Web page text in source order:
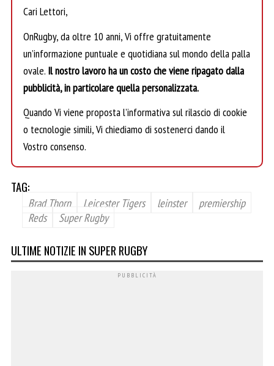
Cari Lettori,
OnRugby, da oltre 10 anni, Vi offre gratuitamente
un’informazione puntuale e quotidiana sul mondo della palla
ovale. Il nostro lavoro ha un costo che viene ripagato dalla
pubblicità, in particolare quella personalizzata.
Quando Vi viene proposta l’informativa sul rilascio di cookie
o tecnologie simili, Vi chiediamo di sostenerci dando il
Vostro consenso.
TAG:
Brad Thorn Leicester Tigers leinster
premiership
Reds
Super Rugby
ULTIME NOTIZIE IN SUPER RUGBY